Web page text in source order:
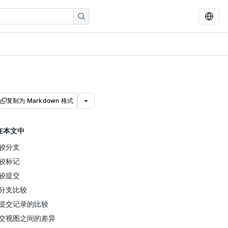
复制为 Markdown 格式
本文中
分支
标记
提交
支比较
交记录的比较
视图之间的差异